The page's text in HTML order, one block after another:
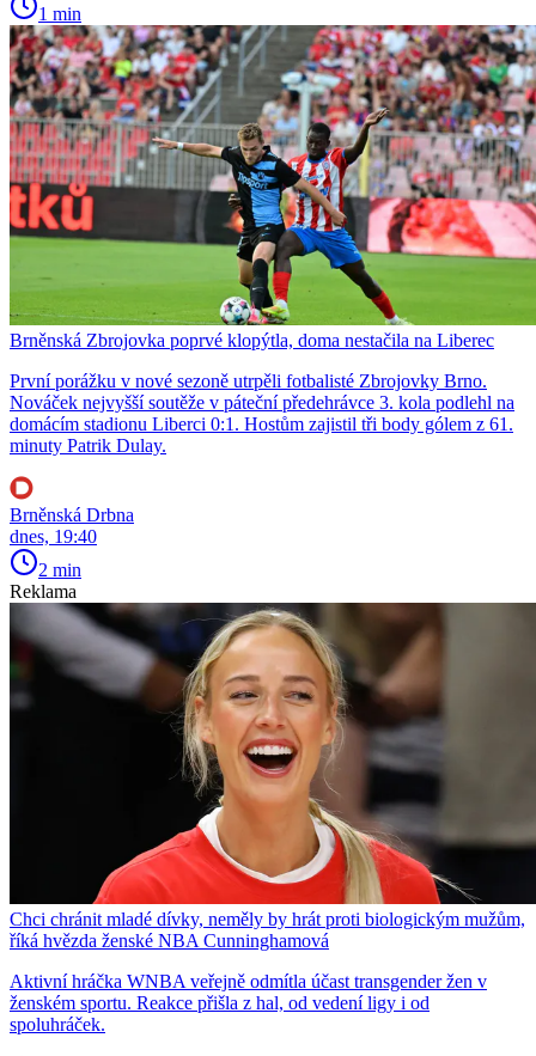
1 min
Brněnská Zbrojovka poprvé klopýtla, doma nestačila na Liberec
První porážku v nové sezoně utrpěli fotbalisté Zbrojovky Brno.
Nováček nejvyšší soutěže v páteční předehrávce 3. kola podlehl na
domácím stadionu Liberci 0:1. Hostům zajistil tři body gólem z 61.
minuty Patrik Dulay.
Brněnská Drbna
dnes, 19:40
2 min
Reklama
Chci chránit mladé dívky, neměly by hrát proti biologickým mužům,
říká hvězda ženské NBA Cunninghamová
Aktivní hráčka WNBA veřejně odmítla účast transgender žen v
ženském sportu. Reakce přišla z hal, od vedení ligy i od
spoluhráček.